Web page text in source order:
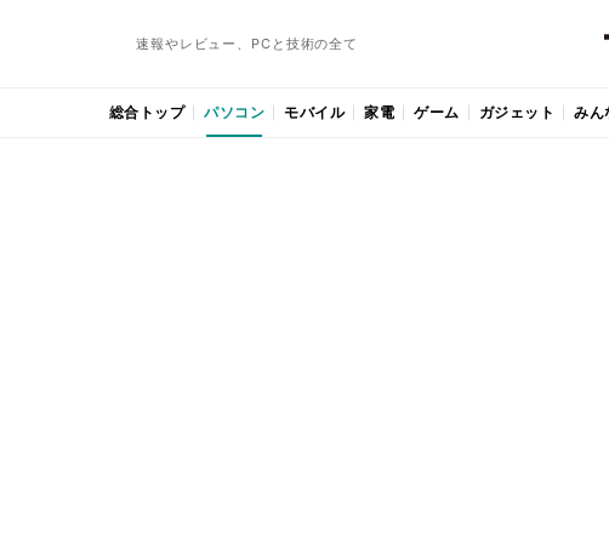
速報やレビュー、PCと技術の全て
総合トップ パソコン モバイル 家電 ゲーム ガジェット みん